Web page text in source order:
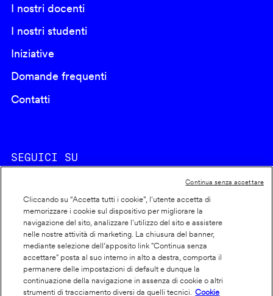
I nostri docenti
I nostri studenti
Iniziative
Domande frequenti
Contatti
SEGUICI SU
Footer
info
Cookie policy
Dichiarazione di accessibilità
Privacy
Cliccando su “Accetta tutti i cookie”, l'utente accetta di
memorizzare i cookie sul dispositivo per migliorare la
navigazione del sito, analizzare l'utilizzo del sito e assistere
nelle nostre attività di marketing. La chiusura del banner,
mediante selezione dell’apposito link "Continua senza
accettare" posta al suo interno in alto a destra, comporta il
permanere delle impostazioni di default e dunque la
continuazione della navigazione in assenza di cookie o altri
strumenti di tracciamento diversi da quelli tecnici.
Cookie
Continua senza accettare